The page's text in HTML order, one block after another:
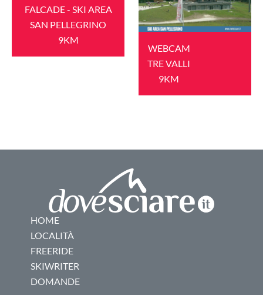
FALCADE - SKI AREA
SAN PELLEGRINO
9KM
WEBCAM
TRE VALLI
9KM
HOME
LOCALITÀ
FREERIDE
SKIWRITER
DOMANDE